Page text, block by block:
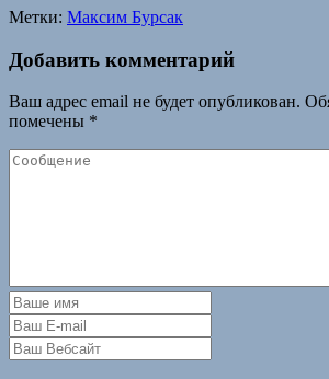
Метки: Максим Бурсак
Добавить комментарий
Ваш адрес email не будет опубликован.
помечены *